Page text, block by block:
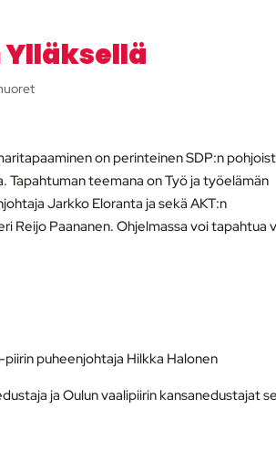
on perinteinen SDP:n
Tapahtuman teemana on Työ ja työelämän
Jarkko Eloranta ja sekä AKT:n
Reijo Paananen. Ohjelmassa voi tapahtua
puheenjohtaja Hilkka Halonen
ja Oulun vaalipiirin kansanedustajat